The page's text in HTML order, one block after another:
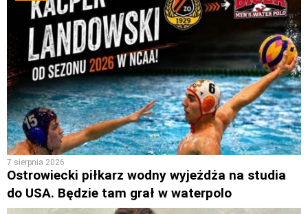
7 sierpnia 2026
Ostrowiecki piłkarz wodny wyjeżdża na studia
do USA. Będzie tam grał w waterpolo